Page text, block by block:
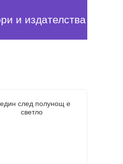
и издателства
след полунощ е
светло